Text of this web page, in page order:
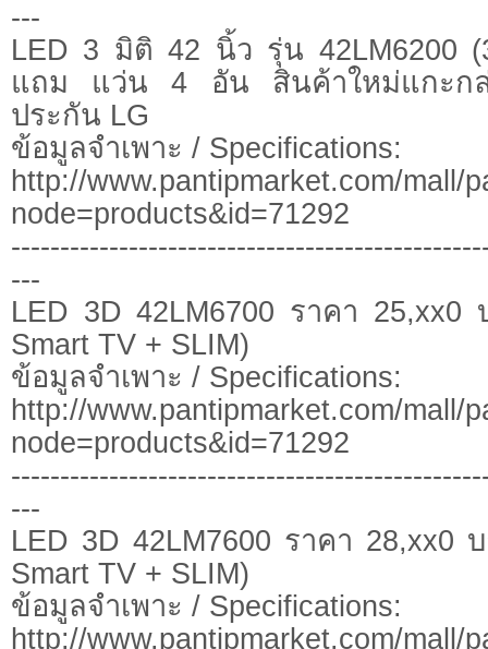
---
LED 3 มิติ 42 นิ้ว รุ่น 42LM6200
แถม แว่น 4 อัน สินค้าใหม่แกะกล่
ประกัน LG
ข้อมูลจำเพาะ / Specifications:
http://www.pantipmarket.com/mall/
node=products&id=71292
---
LED 3D 42LM6700 ราคา 25,xx0
Smart TV + SLIM)
ข้อมูลจำเพาะ / Specifications:
http://www.pantipmarket.com/mall/
node=products&id=71292
---
LED 3D 42LM7600 ราคา 28,xx0
Smart TV + SLIM)
ข้อมูลจำเพาะ / Specifications:
http://www.pantipmarket.com/mall/